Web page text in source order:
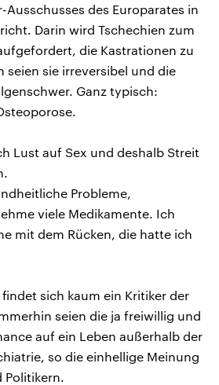
des Europarates in
Darin wird Tschechien zum
die Kastrationen zu
seien sie irreversibel und die
Ganz typisch:
Lust auf Sex und deshalb Streit
Probleme,
viele Medikamente. Ich
mit dem Rücken, die hatte ich
sich kaum ein Kritiker der
seien die ja freiwillig und
auf ein Leben außerhalb der
so die einhellige Meinung
Politikern.